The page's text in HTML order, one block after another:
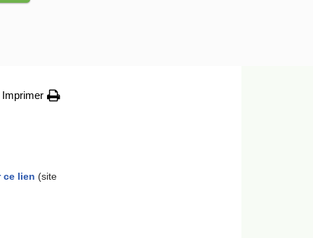
Imprimer
ce lien (site